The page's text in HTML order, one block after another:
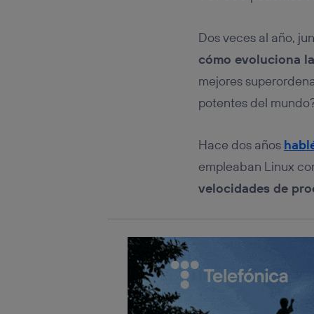
Dos veces al año,
cómo evoluciona
mejores
potentes del
Hace dos años
empleaban Linux
velocidades de
Si
inferior
Para